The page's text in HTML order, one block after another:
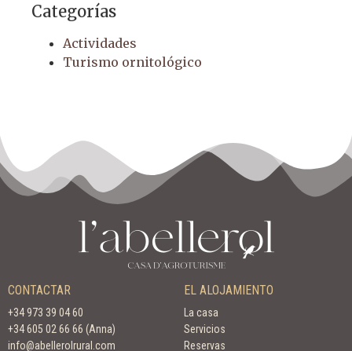
Categorías
Actividades
Turismo ornitológico
CONTACTAR
+34 973 39 04 60
+34 605 02 66 66 (Anna)
info@abellerolrural.com
EL ALOJAMIENTO
La casa
Servicios
Reservas